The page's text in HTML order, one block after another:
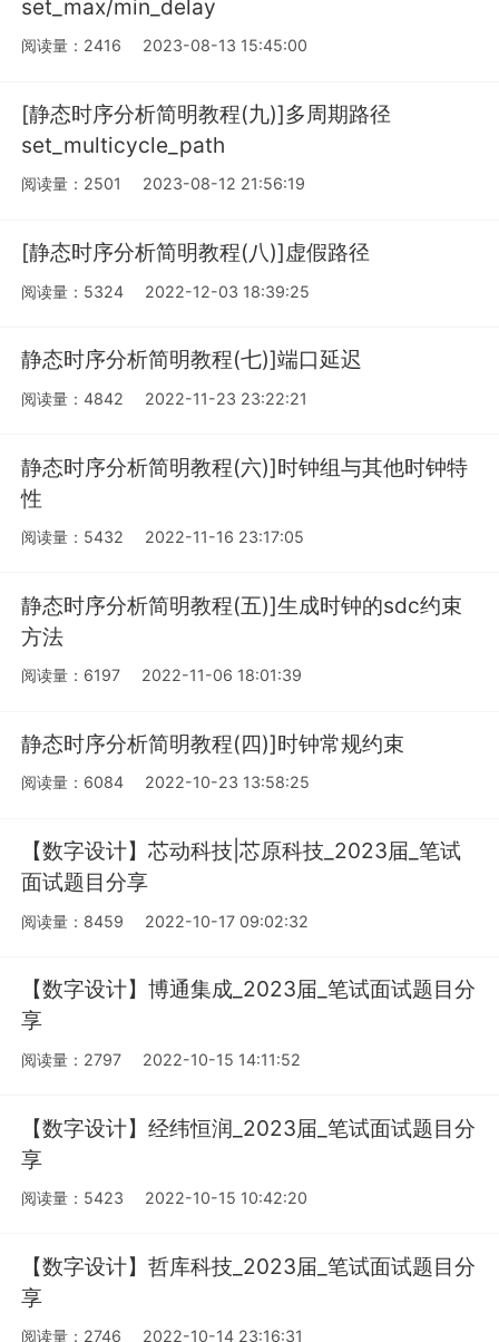
set_max/min_delay
阅读量：2416 2023-08-13 15:45:00
[静态时序分析简明教程(九)]多周期路径
set_multicycle_path
阅读量：2501 2023-08-12 21:56:19
[静态时序分析简明教程(八)]虚假路径
阅读量：5324 2022-12-03 18:39:25
静态时序分析简明教程(七)]端口延迟
阅读量：4842 2022-11-23 23:22:21
静态时序分析简明教程(六)]时钟组与其他时钟特
性
阅读量：5432 2022-11-16 23:17:05
静态时序分析简明教程(五)]生成时钟的sdc约束
方法
阅读量：6197 2022-11-06 18:01:39
静态时序分析简明教程(四)]时钟常规约束
阅读量：6084 2022-10-23 13:58:25
【数字设计】芯动科技|芯原科技_2023届_笔试
面试题目分享
阅读量：8459 2022-10-17 09:02:32
【数字设计】博通集成_2023届_笔试面试题目分
享
阅读量：2797 2022-10-15 14:11:52
【数字设计】经纬恒润_2023届_笔试面试题目分
享
阅读量：5423 2022-10-15 10:42:20
【数字设计】哲库科技_2023届_笔试面试题目分
享
阅读量：2746 2022-10-14 23:16:31